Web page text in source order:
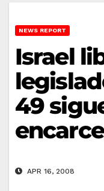
NEWS REPORT
Israel
49
APR 16, 2008